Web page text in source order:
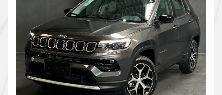
Compartilhe
JEEP
Compass Longitude T270 Flex - Baixissima Km!!!